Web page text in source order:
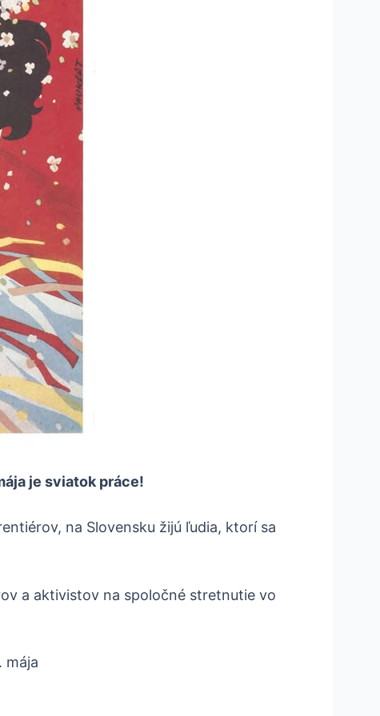
je sviatok práce!
na Slovensku žijú ľudia, ktorí sa
a aktivistov na spoločné stretnutie vo
mája